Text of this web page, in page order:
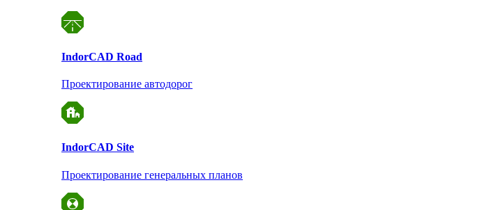
IndorCAD Road
Проектирование автодорог
IndorCAD Site
Проектирование генеральных планов